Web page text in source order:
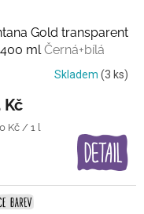
Gold transparent
400 mlČerná+bílá
průsvitná barva
Skladem (3 ks)
Kč
Kč / 1 l